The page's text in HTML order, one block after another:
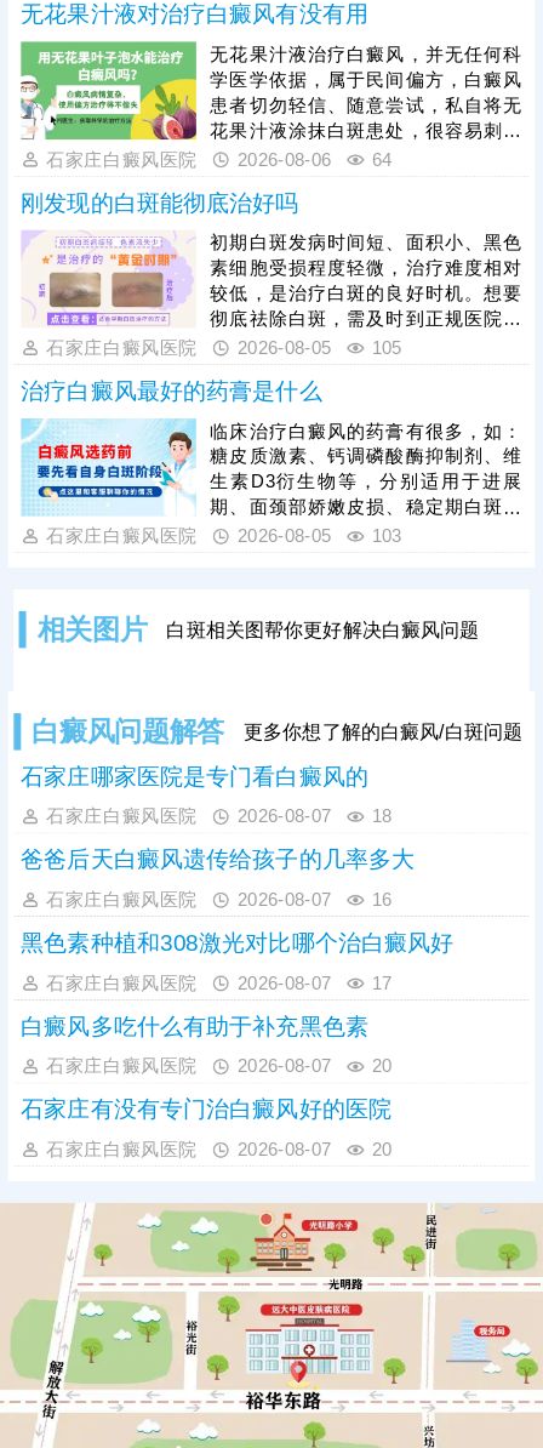
能否使用、用药剂量、涂抹时长，都
需要结合个人白斑位置、皮肤状态、
体质等情况，严格遵从医嘱，避免不
当用药引发皮肤萎缩、色素异常等副
作用。临床治疗中，初期白癜风采用
卤米松乳膏外用，搭配308准分子激
光照射联合治疗，可内外协同作用，
加速黑色素
无花果汁液对治疗白癜风有没有用
无花果汁液治疗白癜风，并无任何科
学医学依据，属于民间偏方，白癜风
患者切勿轻信、随意尝试，私自将无
花果汁液涂抹白斑患处，很容易刺激
脆弱的皮损肌肤，引发过敏、炎症，
病情加重，同时还会耽误正规治疗时
机。临床中308准分子激光、黑色素
种植是治疗白癜风的成熟有效手段，
适配不同病情患者。白癜风恢复周期
较长，患者需摒弃偏方，坚持规范科
学治疗，同时做好日常皮肤防护、作
息饮食调理，稳定病情，助力白斑逐
步复色。
石家庄白癜风医院 2026-08-06 64
刚发现的白斑能彻底治好吗
初期白斑发病时间短、面积小、黑色
素细胞受损程度轻微，治疗难度相对
较低，是治疗白斑的良好时机。想要
彻底祛除白斑，需及时到正规医院检
查确诊，明确发病根源，杜绝偏方、
盲目用药等错误治疗方式，依托科学
对症的治疗手段修复受损黑色素细
胞，从根源解决白斑问题，避免治疗
走弯路、延误病情。同时患者需摒弃
速成治疗心态，白癜风恢复需要周
期，务必坚持规范治疗，白斑消退后
做好巩固治疗，杜绝病情反复。
石家庄白癜风医院 2026-08-05 105
治疗白癜风最好的药膏是什么
临床治疗白癜风的药膏有很多，如：
糖皮质激素、钙调磷酸酶抑制剂、维
生素D3衍生物等，分别适用于进展
期、面颈部娇嫩皮损、稳定期白斑等
不同情况，需根据患者病情对症选
在医生指导下规范使用。单一药膏治
石家庄白癜风医院 2026-08-05 103
相关图片 白斑相关图帮你更好解决白癜风问题
白癜风问题解答 更多你想了解的白癜风/白斑问题
石家庄哪家医院是专门看白癜风的
石家庄白癜风医院 2026-08-07 18
爸爸后天白癜风遗传给孩子的几率多大
石家庄白癜风医院 2026-08-07 16
黑色素种植和308激光对比哪个治白癜风好
石家庄白癜风医院 2026-08-07 17
白癜风多吃什么有助于补充黑色素
石家庄白癜风医院 2026-08-07 20
石家庄有没有专门治白癜风好的医院
石家庄白癜风医院 2026-08-07 20